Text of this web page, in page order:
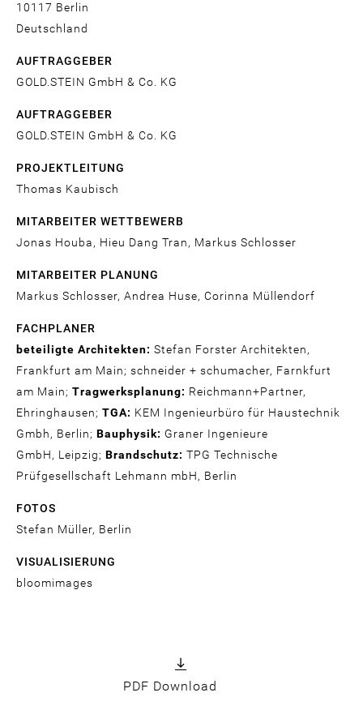
10117 Berlin
Deutschland
AUFTRAGGEBER
GOLD.STEIN GmbH & Co. KG
AUFTRAGGEBER
GOLD.STEIN GmbH & Co. KG
PROJEKTLEITUNG
Thomas Kaubisch
MITARBEITER WETTBEWERB
Jonas Houba, Hieu Dang Tran, Markus Schlosser
MITARBEITER PLANUNG
Markus Schlosser, Andrea Huse, Corinna Müllendorf
FACHPLANER
beteiligte Architekten: Stefan Forster Architekten,
Frankfurt am Main; schneider + schumacher, Farnkfurt
am Main; Tragwerksplanung: Reichmann+Partner,
Ehringhausen; TGA: KEM Ingenieurbüro für Haustechnik
Gmbh, Berlin; Bauphysik: Graner Ingenieure
GmbH, Leipzig; Brandschutz: TPG Technische
Prüfgesellschaft Lehmann mbH, Berlin
FOTOS
Stefan Müller, Berlin
VISUALISIERUNG
bloomimages